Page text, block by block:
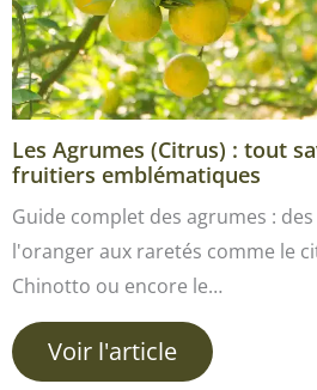
Les Agrumes (Citrus) : tout
fruitiers emblématiques
Guide complet des agrumes :
l'oranger aux raretés comme le
Chinotto ou encore le…
Voir l'article